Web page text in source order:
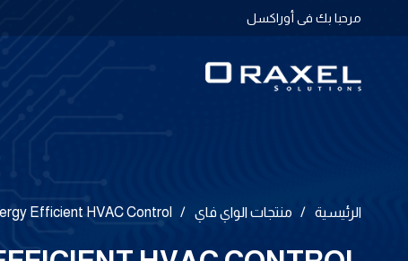
مرحبا بك فى أوراكسل
الرئيسية / منتجات الواي فاي /
Efficient HVAC Control